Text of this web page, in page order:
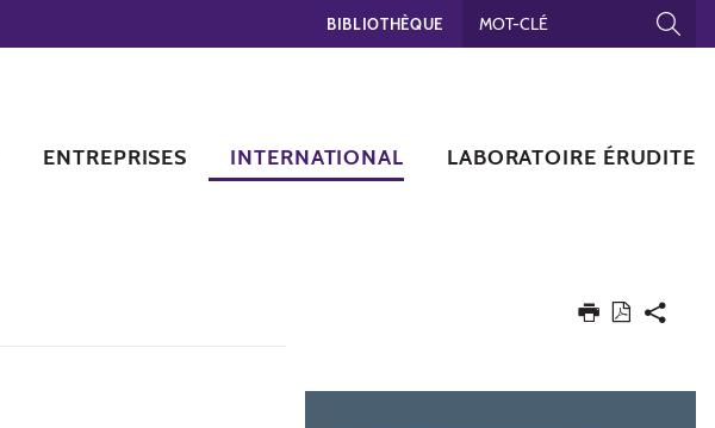
BIBLIOTHÈQUE
ENTREPRISES INTERNATIONAL LABORATOIRE ÉRUDITE